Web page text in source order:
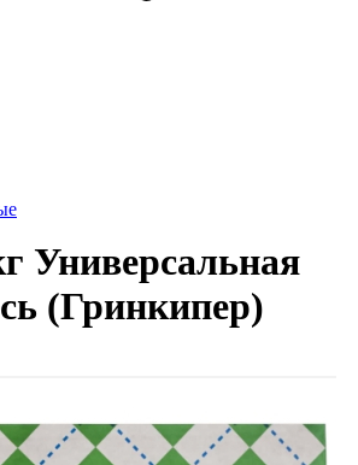
Универсальная
(Гринкипер)